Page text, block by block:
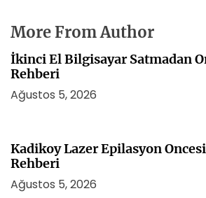
More From Author
İkinci El Bilgisayar Satmadan
Rehberi
Ağustos 5, 2026
Kadikoy Lazer Epilasyon
Rehberi
Ağustos 5, 2026